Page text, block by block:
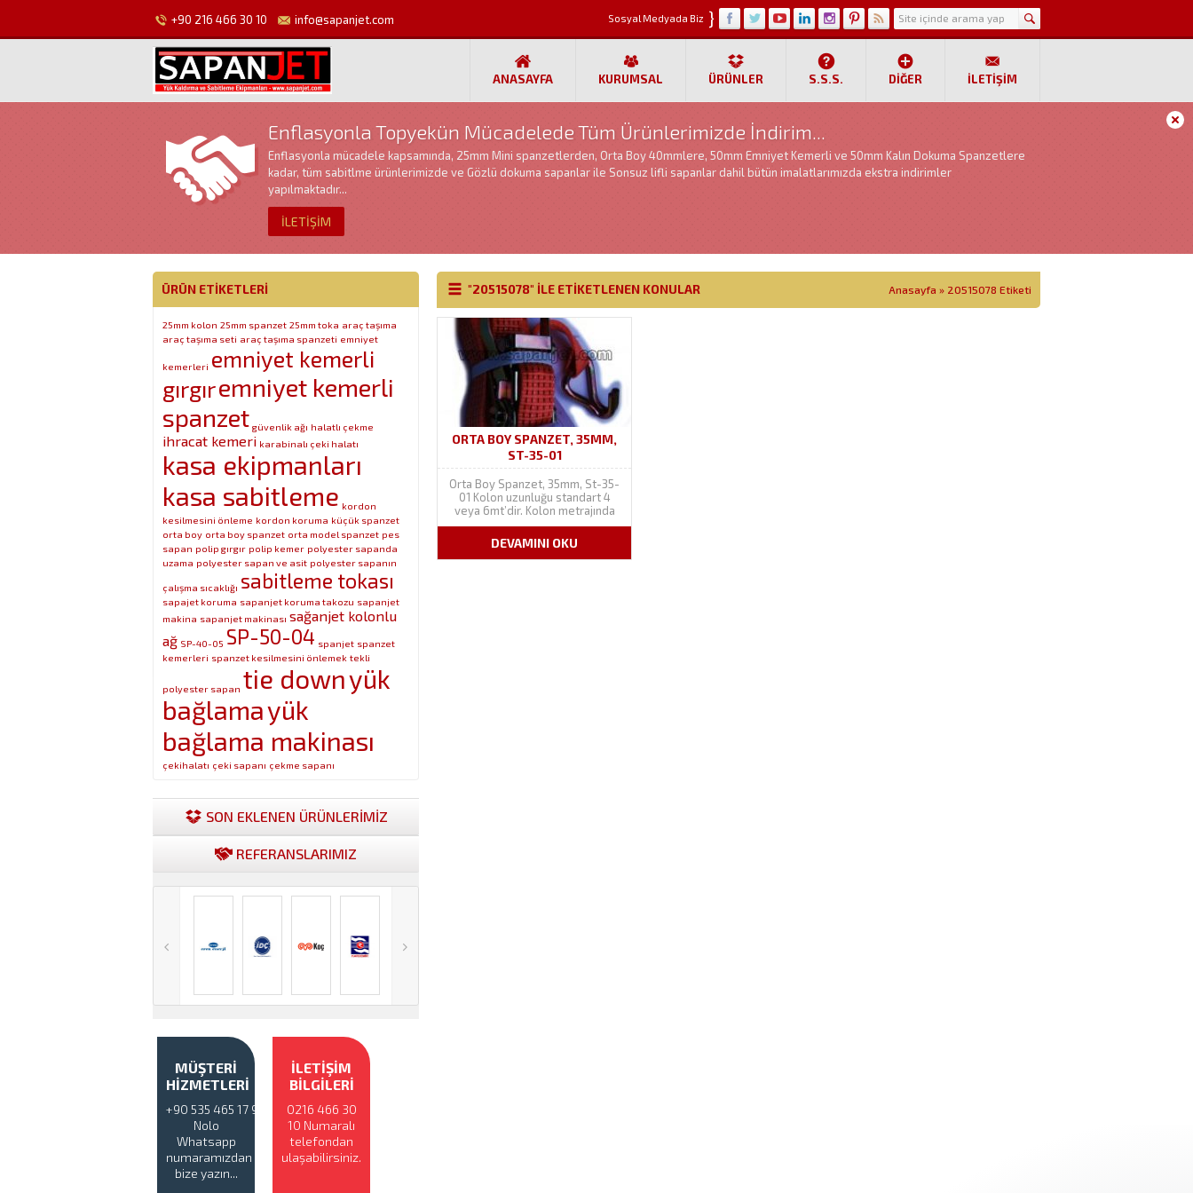
+90 216 466 30 10 info@sapanjet.com Sosyal Medyada Biz }
ANASAYFA KURUMSAL ÜRÜNLER S.S.S. DIĞER İLETIŞIM
Enflasyonla Topyekün Mücadelede Tüm Ürünlerimizde İndirim...
Enflasyonla mücadele kapsamında, 25mm Mini spanzetlerden, Orta Boy 40mmlere, 50mm Emniyet Kemerli ve 50mm Kalın Dokuma Spanzetlere
kadar, tüm sabitlme ürünlerimizde ve Gözlü dokuma sapanlar ile Sonsuz lifli sapanlar dahil bütün imalatlarımızda ekstra indirimler
yapılmaktadır...
İLETİŞİM
"20515078" ILE ETIKETLENEN KONULAR Anasayfa » 20515078 Etiketi
ORTA BOY SPANZET, 35MM,
ST-35-01
Orta Boy Spanzet, 35mm, St-35-
01 Kolon uzunluğu standart 4
veya 6mt’dir. Kolon metrajında
oynama yapabiliriz. Bant (kolon)
genişliği 35mm veya 40mm’dir.
Ürüne polip veya polyester
kolon dikilidir. Kolon rengi talep
DEVAMINI OKU
ÜRÜN ETIKETLERI
25mm kolon 25mm spanzet 25mm toka araç taşıma
araç taşıma seti araç taşıma spanzeti emniyet
kemerleri emniyet kemerli
gırgıremniyet kemerli
spanzet güvenlik ağı halatlı çekme
ihracat kemeri karabinalı çeki halatı
kasa ekipmanları
kasa sabitleme kordon
kesilmesini önleme kordon koruma küçük spanzet
orta boy orta boy spanzet orta model spanzet pes
sapan polip gırgır polip kemer polyester sapanda
uzama polyester sapan ve asit polyester sapanın
çalışma sıcaklığı sabitleme tokası
sapajet koruma sapanjet koruma takozu sapanjet
makina sapanjet makinası sağanjet kolonlu
ağ SP-40-05 SP-50-04 spanjet spanzet
kemerleri spanzet kesilmesini önlemek tekli
polyester sapan tie downyük
bağlamayük
bağlama makinası
çekihalatı çeki sapanı çekme sapanı
SON EKLENEN ÜRÜNLERİMİZ
REFERANSLARIMIZ
MÜŞTERİ
HİZMETLERİ
+90 535 465 17 94
Nolo
Whatsapp
numaramızdan
bize yazın...
İLETİŞİM
BİLGİLERİ
0216 466 30
10 Numaralı
telefondan
ulaşabilirsiniz.